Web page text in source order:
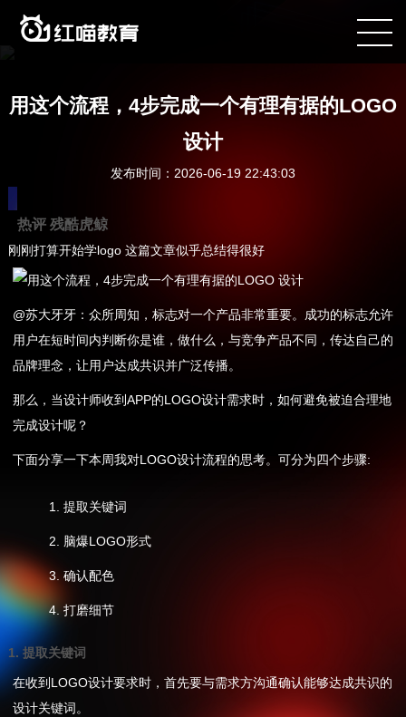
用这个流程，4步完成一个有理有据的LOGO
设计
发布时间：2026-06-19 22:43:03
热评 残酷虎鲸
刚刚打算开始学logo 这篇文章似乎总结得很好
@苏大牙牙：众所周知，标志对一个产品非常重要。成功的标志允许
用户在短时间内判断你是谁，做什么，与竞争产品不同，传达自己的
品牌理念，让用户达成共识并广泛传播。
那么，当设计师收到APP的LOGO设计需求时，如何避免被迫合理地
完成设计呢？
下面分享一下本周我对LOGO设计流程的思考。可分为四个步骤:
1. 提取关键词
2. 脑爆LOGO形式
3. 确认配色
4. 打磨细节
1. 提取关键词
在收到LOGO设计要求时，首先要与需求方沟通确认能够达成共识的
设计关键词。